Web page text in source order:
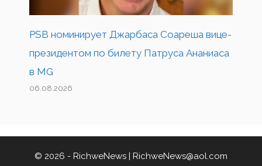
PSB номинирует Джарбаса Соареша вице-
президентом по билету Патруса Ананиаса
в MG
06.08.2026
© 2026 - RichweNews | RichweNews@aol.com